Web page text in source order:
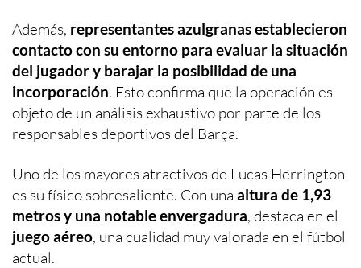
Además, representantes azulgranas establecieron
contacto con su entorno para evaluar la situación
del jugador y barajar la posibilidad de una
incorporación. Esto confirma que la operación es
objeto de un análisis exhaustivo por parte de los
responsables deportivos del Barça.
Uno de los mayores atractivos de Lucas Herrington
es su físico sobresaliente. Con una altura de 1,93
metros y una notable envergadura, destaca en el
juego aéreo, una cualidad muy valorada en el fútbol
actual.